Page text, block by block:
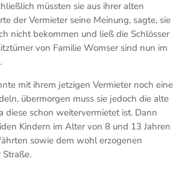
müssten sie aus ihrer alten
der Vermieter seine Meinung, sagte, sie
nicht bekommen und ließ die Schlösser
von Familie Womser sind nun im
mit ihrem jetzigen Vermieter noch eine
übermorgen muss sie jedoch die alte
diese schon weitervermietet ist. Dann
Kindern im Alter von 8 und 13 Jahren
sowie dem wohl erzogenen